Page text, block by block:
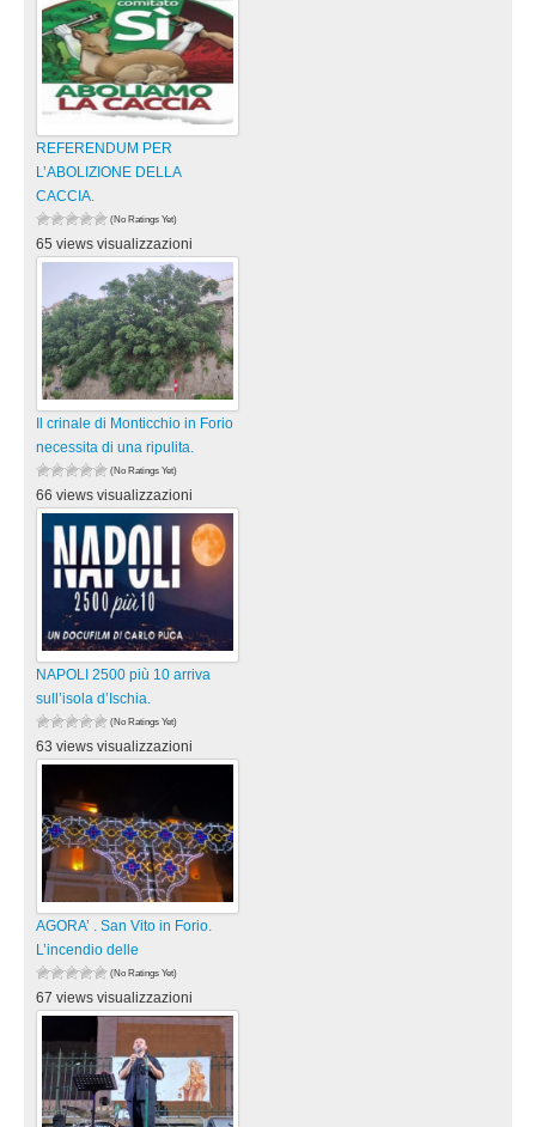
REFERENDUM PER
L’ABOLIZIONE DELLA
CACCIA.
(No Ratings Yet)
65 views visualizzazioni
Il crinale di Monticchio in Forio
necessita di una ripulita.
(No Ratings Yet)
66 views visualizzazioni
NAPOLI 2500 più 10 arriva
sull’isola d’Ischia.
(No Ratings Yet)
63 views visualizzazioni
AGORA’ . San Vito in Forio.
L’incendio delle
(No Ratings Yet)
67 views visualizzazioni